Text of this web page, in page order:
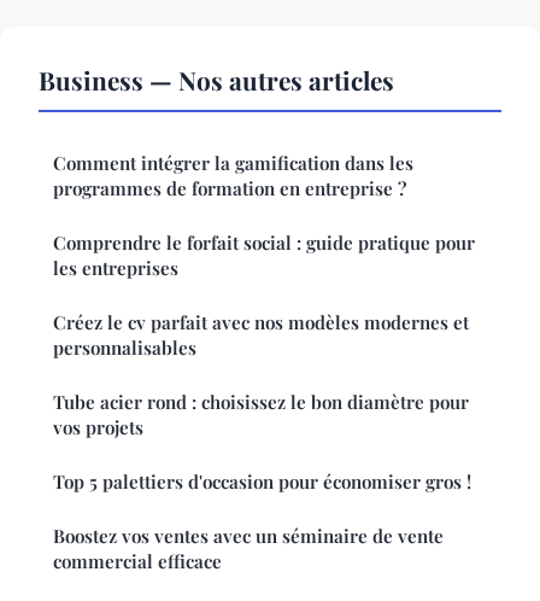
Business — Nos autres articles
Comment intégrer la gamification dans les
programmes de formation en entreprise ?
Comprendre le forfait social : guide pratique pour
les entreprises
Créez le cv parfait avec nos modèles modernes et
personnalisables
Tube acier rond : choisissez le bon diamètre pour
vos projets
Top 5 palettiers d'occasion pour économiser gros !
Boostez vos ventes avec un séminaire de vente
commercial efficace